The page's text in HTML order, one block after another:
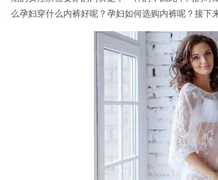
么孕妇穿什么内裤好呢？孕妇如何选购内裤呢？接下